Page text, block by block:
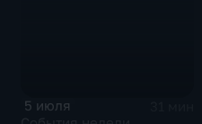
5 июля